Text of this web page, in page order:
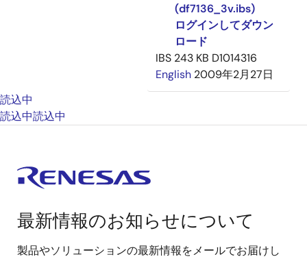
(df7136_3v.ibs)
ログインしてダウン
ロード
IBS 243 KB D1014316
English 2009年2月27日
読込中
読込中読込中
最新情報のお知らせについて
製品やソリューションの最新情報をメールでお届けし